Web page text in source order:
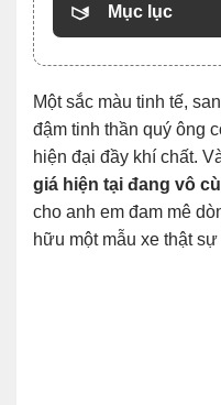
Mục lục
Một sắc màu tinh tế,
đậm tinh thần quý ông
hiện đại đầy khí chất.
giá hiện tại đang vô
cho anh em đam mê
hữu một mẫu xe thật